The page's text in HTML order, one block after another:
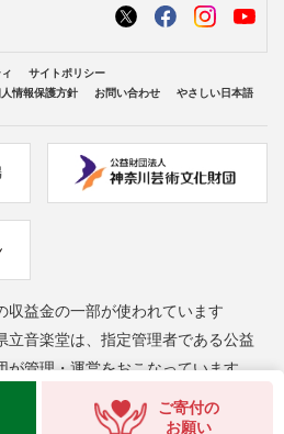
ご寄付の
お願い
サイトポリシー
情報保護方針 お問い合わせ やさしい日本語
収益金の一部が使われています
立音楽堂は、指定管理者である公益
が管理・運営をおこなっています
Foundation. All rights reserved.